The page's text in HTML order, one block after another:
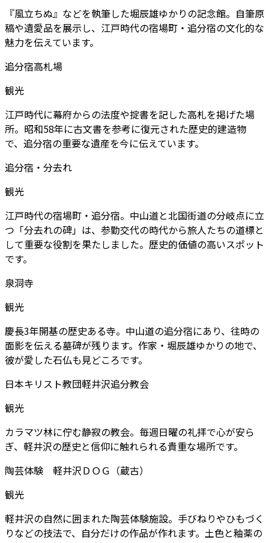
『風立ちぬ』などを執筆した堀辰雄ゆかりの記念館。自筆原
稿や遺愛品を展示し、江戸時代の宿場町・追分宿の文化的な
魅力を伝えています。
追分宿高札場
観光
江戸時代に幕府からの法度や掟書を記した高札を掲げた場
所。昭和58年に古文書を参考に復元された歴史的建造物
で、追分宿の重要な遺産を今に伝えています。
追分宿・分去れ
観光
江戸時代の宿場町・追分宿。中山道と北国街道の分岐点に立
つ「分去れの碑」は、参勤交代の時代から旅人たちの道標と
して重要な役割を果たしました。歴史的価値の高いスポット
です。
泉洞寺
観光
慶長3年開基の歴史ある寺。中山道の追分宿にあり、往時の
面影を伝える墓碑が残ります。作家・堀辰雄ゆかりの地で、
彼が愛した石仏も見どころです。
日本キリスト教団軽井沢追分教会
観光
カラマツ林に佇む静寂の教会。毎週日曜の礼拝で心が安ら
ぎ、軽井沢の歴史と信仰に触れられる貴重な場所です。
陶芸体験 軽井沢ＤＯＧ（蔵古）
観光
軽井沢の自然に囲まれた陶芸体験施設。手びねりやひもづく
りなどの技法で、自分だけの作品が作れます。土色と釉薬の